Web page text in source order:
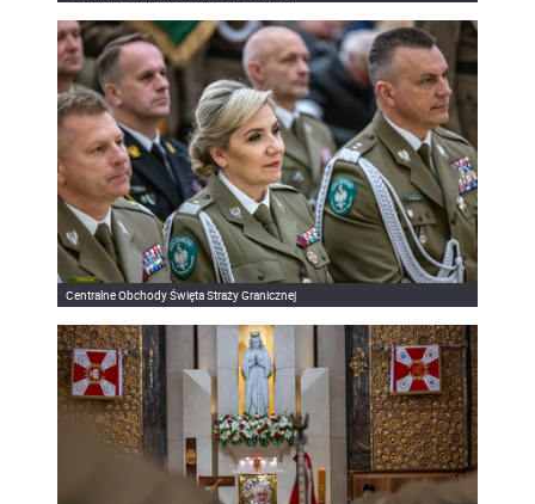
Centralne Obchody Święta Straży Granicznej